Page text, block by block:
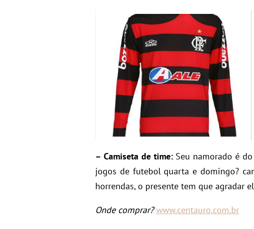
– Camiseta de time:Seu namorado é
jogos de futebol quarta e domingo?
horrendas, o presente tem que agradar
Onde comprar? www.centauro.com.br